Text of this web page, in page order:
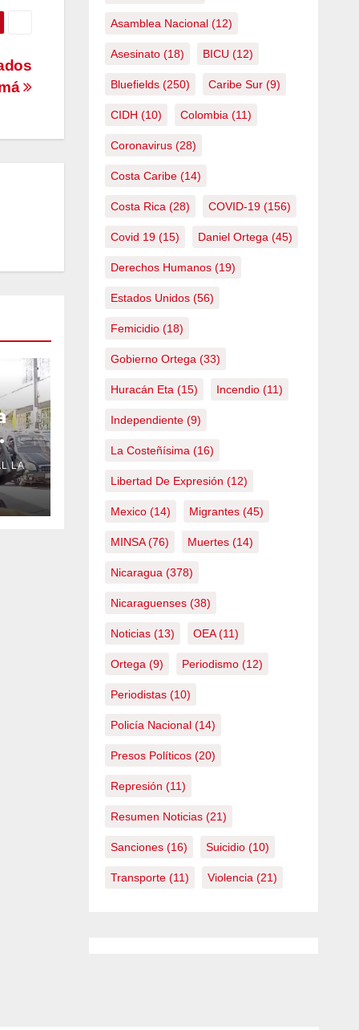
LA
Asamblea Nacional(12)
Asesinato(18) BICU (12)
Bluefields(250) Caribe Sur(9)
CIDH (10) Colombia (11)
Coronavirus(28)
Costa Caribe(14)
Costa Rica (28) COVID-19(156)
Covid 19(15) Daniel Ortega (45)
Derechos Humanos(19)
Estados Unidos(56)
Femicidio(18)
Gobierno Ortega (33)
Huracán Eta (15) Incendio(11)
Independiente(9)
La Costeñísima (16)
Libertad De Expresión (12)
Mexico(14) Migrantes(45)
MINSA(76) Muertes(14)
Nicaragua (378)
Nicaraguenses(38)
Noticias(13) OEA(11)
Ortega (9) Periodismo(12)
Periodistas(10)
Policía Nacional(14)
Presos Políticos(20)
Represión (11)
Resumen Noticias(21)
Sanciones(16) Suicidio(10)
Transporte(11) Violencia (21)